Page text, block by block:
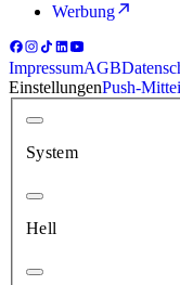
Werbung
ImpressumAGB
EinstellungenPush-
System
Hell